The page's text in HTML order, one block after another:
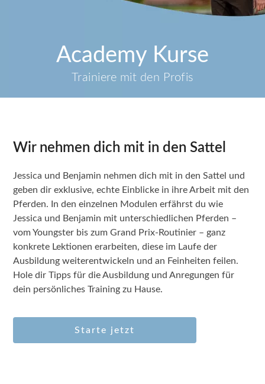
Academy Kurse
Trainiere mit den Profis
Wir nehmen dich mit in den Sattel
Jessica und Benjamin nehmen dich mit in den Sattel und
geben dir exklusive, echte Einblicke in ihre Arbeit mit den
Pferden. In den einzelnen Modulen erfährst du wie
Jessica und Benjamin mit unterschiedlichen Pferden –
vom Youngster bis zum Grand Prix-Routinier – ganz
konkrete Lektionen erarbeiten, diese im Laufe der
Ausbildung weiterentwickeln und an Feinheiten feilen.
Hole dir Tipps für die Ausbildung und Anregungen für
dein persönliches Training zu Hause.
Starte jetzt